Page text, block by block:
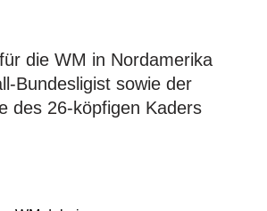
die WM in Nordamerika
Bundesligist sowie der
des 26-köpfigen Kaders